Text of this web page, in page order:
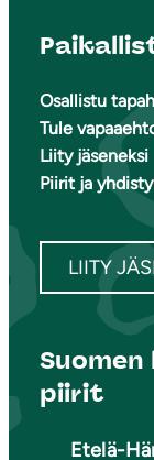
Osallistu
Tule
Liity jäseneksi
Piirit ja
LIITY
piirit
Etelä-